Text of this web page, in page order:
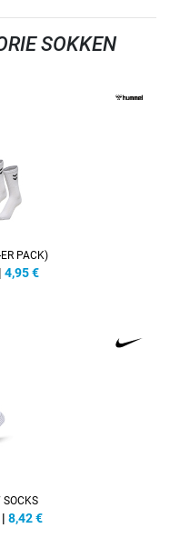
SOKKEN
PACK)
| 4,95€
SOCKS
| 8,42€